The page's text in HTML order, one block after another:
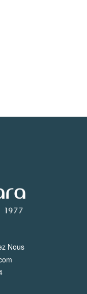
Nous